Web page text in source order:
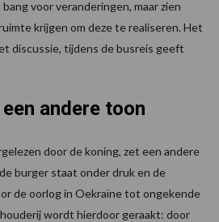
voor veranderingen, maar zien
krijgen om deze te realiseren. Het
discussie, tijdens de busreis geeft
andere toon
door de koning, zet een andere
burger staat onder druk en de
de oorlog in Oekraïne tot ongekende
wordt hierdoor geraakt: door